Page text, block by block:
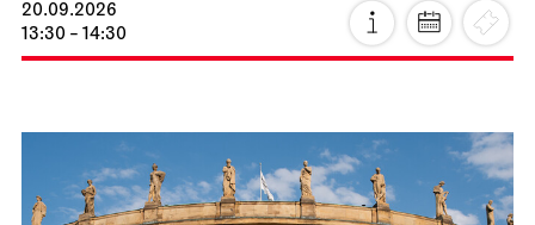
20.09.2026
13:30 - 14:30